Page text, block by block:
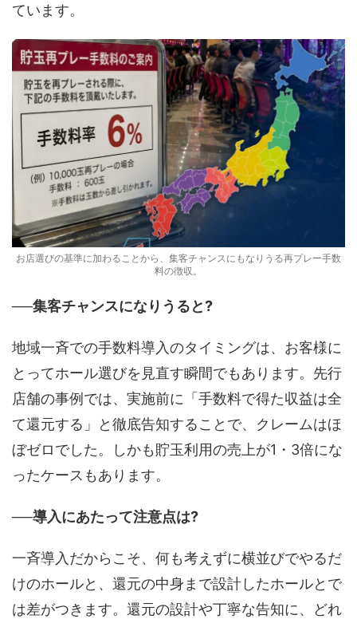
ています。
お店選びの基準に加わることから、集客チャンスにもなりうる再プレー手数
料の徴収。
──集客チャンスになりうると?
地域一斉での手数料導入のタイミングは、お客様に
とってホール選びを見直す瞬間でもあります。先行
店舗の事例では、実施前に「手数料で得た収益は全
て還元する」と徹底告知することで、クレームはほ
ぼゼロでした。しかも貯玉利用の売上が1・3倍にな
ったケースもあります。
──導入にあたって注意点は?
一斉導入だからこそ、何も考えずに横並びでやるだ
けのホールと、還元の中身まで設計したホールとで
は差がつきます。還元の設計や丁寧な告知に、どれ